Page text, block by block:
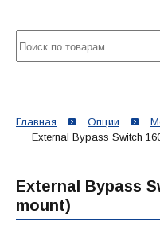
Главная Опции
External Bypass Switch
External Bypass
mount)